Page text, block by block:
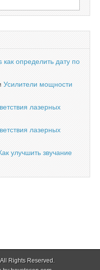
как определить дату по
Усилители мощности
лазерных
лазерных
улучшить звучание
Rights Reserved.